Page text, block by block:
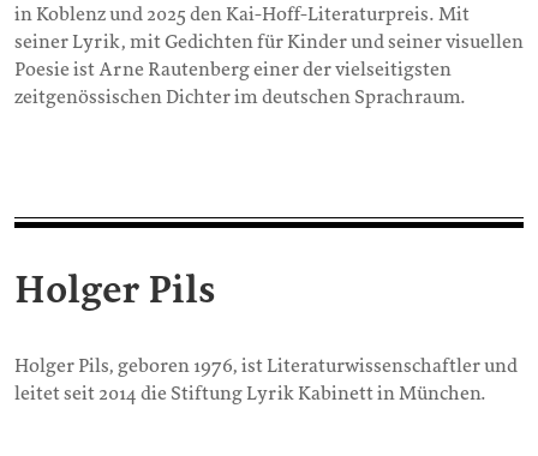
in Koblenz und 2025 den Kai-Hoff-Literaturpreis. Mit
seiner Lyrik, mit Gedichten für Kinder und seiner visuellen
Poesie ist Arne Rautenberg einer der vielseitigsten
zeitgenössischen Dichter im deutschen Sprachraum.
Holger Pils
Holger Pils, geboren 1976, ist Literaturwissenschaftler und
leitet seit 2014 die Stiftung Lyrik Kabinett in München.